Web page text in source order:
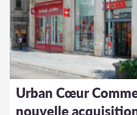
Urban Cœur
nouvelle